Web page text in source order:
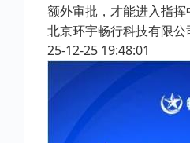
额外审批，才能进入指
北京环宇畅行科技有限公
25-12-25 19:48:01